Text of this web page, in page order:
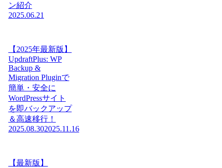
ン紹介
2025.06.21
【2025年最新版】
UpdraftPlus: WP
Backup &
Migration Pluginで
簡単・安全に
WordPressサイト
を即バックアップ
＆高速移行！
2025.08.302025.11.16
【最新版】